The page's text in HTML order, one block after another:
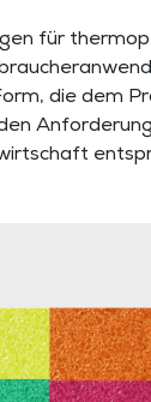
für
die dem